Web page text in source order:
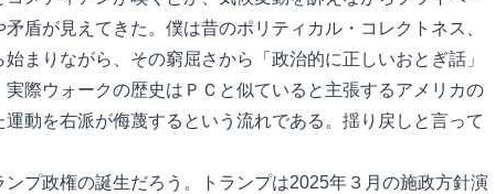
盾が見えてきた。僕は昔のポリティカル・コレクトネス、
まりながら、その窮屈さから「政治的に正しいおとぎ話」
際ウォークの歴史はＰＣと似ていると主張するアメリカの
動を右派が侮蔑するという流れである。揺り戻しと言って
プ政権の誕生だろう。トランプは2025年３月の施政方針演